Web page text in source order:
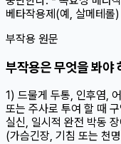
베타작용제(예, 살메테
부작용 원문
부작용은 무엇을 봐야
1) 드물게 두통, 인후염,
또는 주사로 투여 할 때
실신, 일시적 완전 박동
(가슴긴장, 기침 또는 천